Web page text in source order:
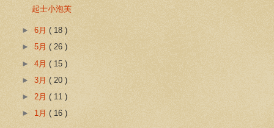
起士小泡芙
►6月( 18 )
►5月( 26 )
►4月( 15 )
►3月( 20 )
►2月( 11 )
► 1月( 16 )